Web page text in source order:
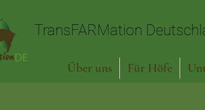
TransFARMation
TransFARMation
Über uns Für Höfe